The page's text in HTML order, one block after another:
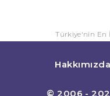
Türkiye'nin En
Hakkımızda
© 2006 -